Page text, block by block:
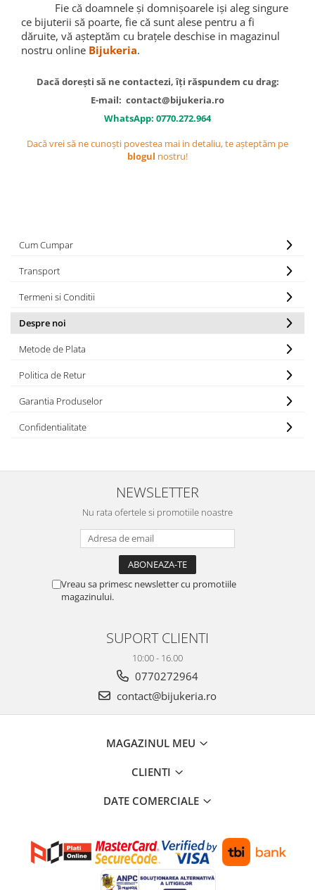
Fie că doamnele și domnișoarele iși aleg singure
ce bijuterii să poarte, fie că sunt alese pentru a fi
dăruite, vă așteptăm cu brațele deschise in magazinul
nostru online Bijukeria.
Dacă dorești să ne contactezi, îți răspundem cu drag:
E-mail: contact@bijukeria.ro
WhatsApp: 0770.272.964
Dacă vrei să ne cunoști povestea mai in detaliu, te așteptăm pe
blogul nostru!
Cum Cumpar
Transport
Termeni si Conditii
Despre noi
Metode de Plata
Politica de Retur
Garantia Produselor
Confidentialitate
NEWSLETTER
Nu rata ofertele si promotiile noastre
Vreau sa primesc newsletter cu promotiile
magazinului.
SUPORT CLIENTI
10:00 - 16.00
0770272964
contact@bijukeria.ro
MAGAZINUL MEU
CLIENTI
DATE COMERCIALE